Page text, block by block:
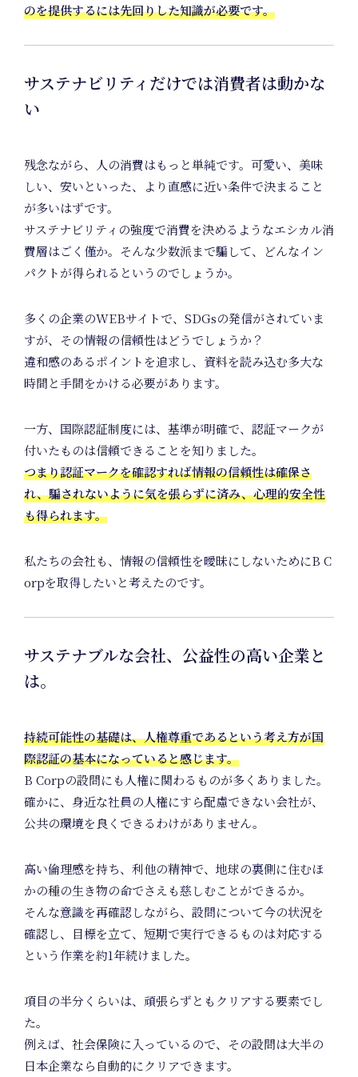
Art
のを提供するには先回りした知識が必要です。
サステナビリティだけでは消費者は動かな
い
残念ながら、人の消費はもっと単純です。可愛い、美味
しい、安いといった、より直感に近い条件で決まること
が多いはずです。
サステナビリティの強度で消費を決めるようなエシカル消
費層はごく僅か。そんな少数派まで騙して、どんなイン
パクトが得られるというのでしょうか。
多くの企業のWEBサイトで、SDGsの発信がされていま
すが、その情報の信頼性はどうでしょうか？
違和感のあるポイントを追求し、資料を読み込む多大な
時間と手間をかける必要があります。
一方、国際認証制度には、基準が明確で、認証マークが
付いたものは信頼できることを知りました。
つまり認証マークを確認すれば情報の信頼性は確保さ
れ、騙されないように気を張らずに済み、心理的安全性
も得られます。
私たちの会社も、情報の信頼性を曖昧にしないためにB C
orpを取得したいと考えたのです。
サステナブルな会社、公益性の高い企業と
は。
持続可能性の基礎は、人権尊重であるという考え方が国
際認証の基本になっていると感じます。
B Corpの設問にも人権に関わるものが多くありました。
確かに、身近な社員の人権にすら配慮できない会社が、
公共の環境を良くできるわけがありません。
高い倫理感を持ち、利他の精神で、地球の裏側に住むほ
かの種の生き物の命でさえも慈しむことができるか。
そんな意識を再確認しながら、設問について今の状況を
確認し、目標を立て、短期で実行できるものは対応する
という作業を約1年続けました。
項目の半分くらいは、頑張らずともクリアする要素でし
た。
例えば、社会保険に入っているので、その設問は大半の
日本企業なら自動的にクリアできます。